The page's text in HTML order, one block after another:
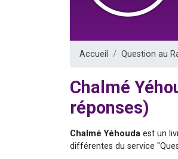
Accueil Question au
Chalmé
réponses)
Chalmé Yéhouda est un
différentes du service